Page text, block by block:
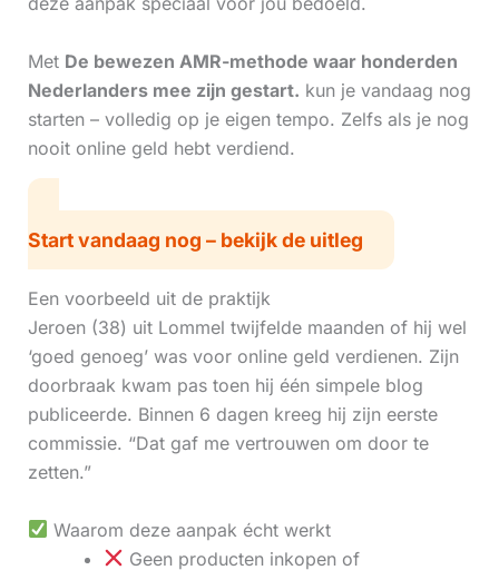
Met De bewezen AMR-methode waar honderden
Nederlanders mee zijn gestart. kun je vandaag nog
starten – volledig op je eigen tempo. Zelfs als je nog
nooit online geld hebt verdiend.
Start vandaag nog – bekijk de uitleg
Een voorbeeld uit de praktijk
Jeroen (38) uit Lommel twijfelde maanden of hij wel
‘goed genoeg’ was voor online geld verdienen. Zijn
doorbraak kwam pas toen hij één simpele blog
publiceerde. Binnen 6 dagen kreeg hij zijn eerste
commissie. “Dat gaf me vertrouwen om door te
zetten.”
Waarom deze aanpak écht werkt
Geen producten inkopen of